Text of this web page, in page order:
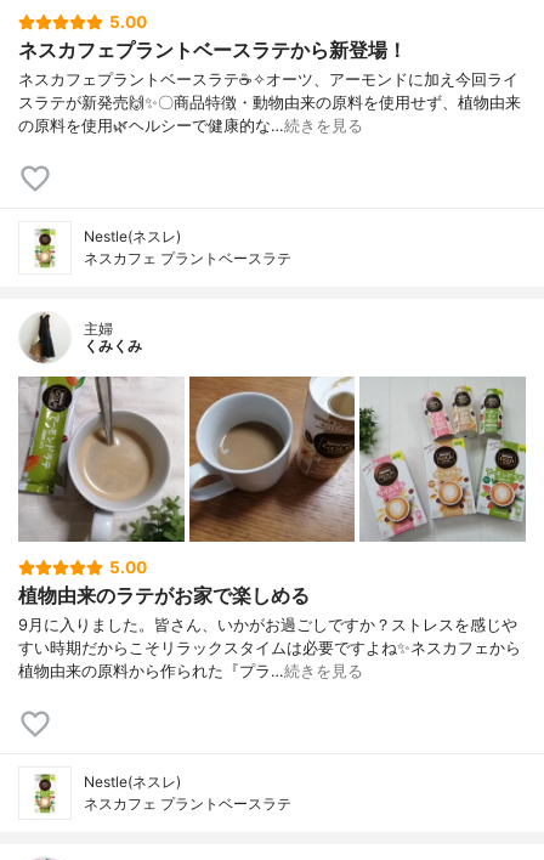
5.00
ネスカフェプラントベースラテから新登場！
ネスカフェプラントベースラテ☕✧オーツ、アーモンドに加え今回ライ
スラテが新発売🙌✨〇商品特徴・動物由来の原料を使用せず、植物由来
の原料を使用🌿ヘルシーで健康的な…続きを見る
Nestle(ネスレ)
ネスカフェ プラントベースラテ
主婦
くみくみ
5.00
植物由来のラテがお家で楽しめる
9月に入りました。皆さん、いかがお過ごしですか？ストレスを感じや
すい時期だからこそリラックスタイムは必要ですよね✨ネスカフェから
植物由来の原料から作られた『プラ…続きを見る
Nestle(ネスレ)
ネスカフェ プラントベースラテ